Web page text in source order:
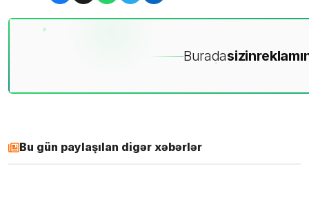
Buradasizin
Bu gün paylaşılan digər xəbərlər